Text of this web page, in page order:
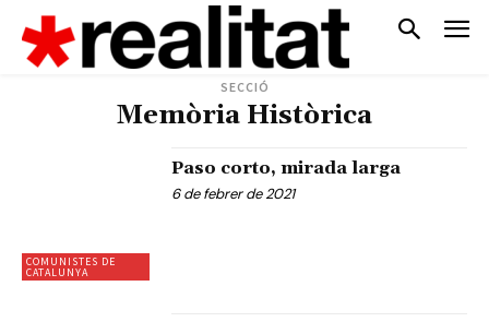
SECCIÓ
Memòria Històrica
COMUNISTES DE
CATALUNYA
Paso corto, mirada larga
6 de febrer de 2021